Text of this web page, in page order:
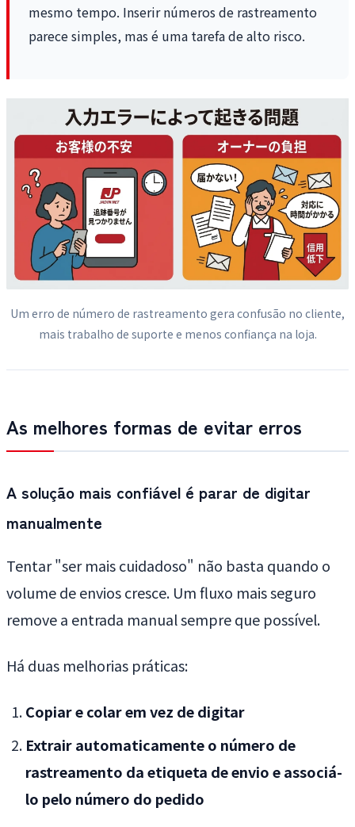
mesmo tempo. Inserir números de rastreamento
parece simples, mas é uma tarefa de alto risco.
Um erro de número de rastreamento gera confusão no cliente,
mais trabalho de suporte e menos confiança na loja.
As melhores formas de evitar erros
A solução mais confiável é parar de digitar
manualmente
Tentar "ser mais cuidadoso" não basta quando o
volume de envios cresce. Um fluxo mais seguro
remove a entrada manual sempre que possível.
Há duas melhorias práticas:
Copiar e colar em vez de digitar
Extrair automaticamente o número de
rastreamento da etiqueta de envio e associá-
lo pelo número do pedido